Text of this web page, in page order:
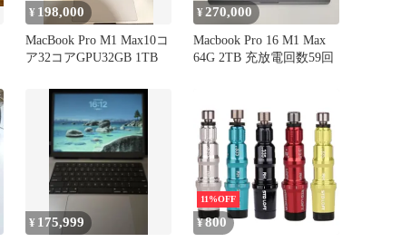
¥ 198,000
MacBook Pro M1 Max10コ
ア32コアGPU32GB 1TB
¥270,000
Macbook Pro 16 M1 Max
64G 2TB 充放電回数59回
¥ 175,999
11%OFF
¥800